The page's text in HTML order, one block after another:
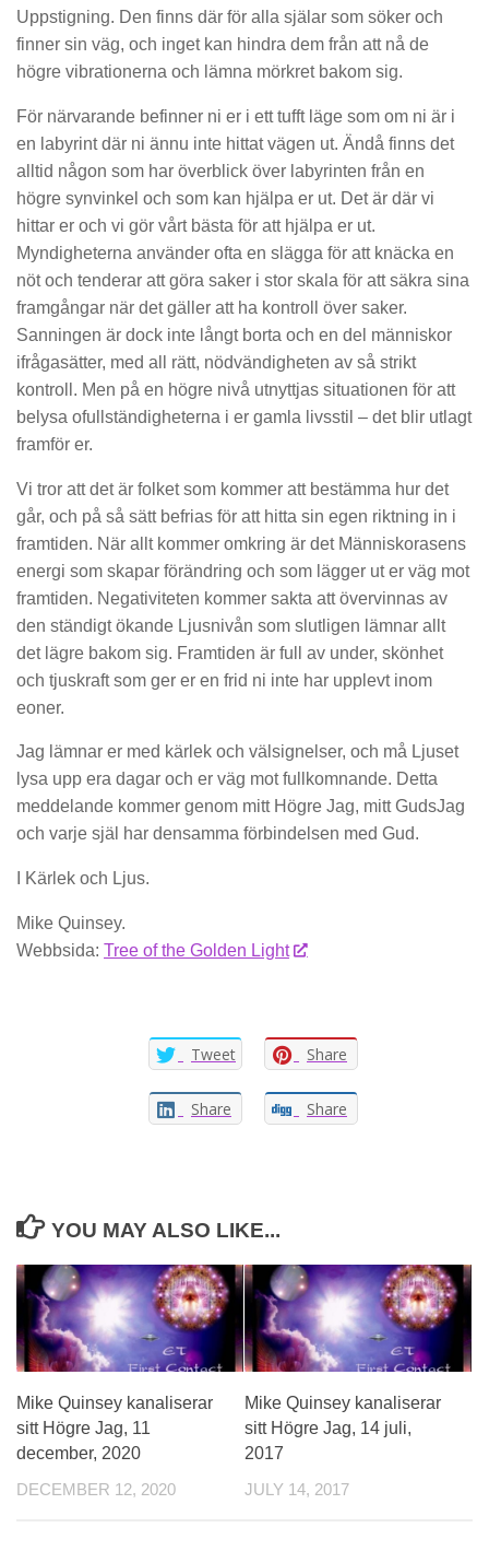
Uppstigning. Den finns där för alla själar som söker och
finner sin väg, och inget kan hindra dem från att nå de
högre vibrationerna och lämna mörkret bakom sig.
För närvarande befinner ni er i ett tufft läge som om ni är i
en labyrint där ni ännu inte hittat vägen ut. Ändå finns det
alltid någon som har överblick över labyrinten från en
högre synvinkel och som kan hjälpa er ut. Det är där vi
hittar er och vi gör vårt bästa för att hjälpa er ut.
Myndigheterna använder ofta en slägga för att knäcka en
nöt och tenderar att göra saker i stor skala för att säkra sina
framgångar när det gäller att ha kontroll över saker.
Sanningen är dock inte långt borta och en del människor
ifrågasätter, med all rätt, nödvändigheten av så strikt
kontroll. Men på en högre nivå utnyttjas situationen för att
belysa ofullständigheterna i er gamla livsstil – det blir utlagt
framför er.
Vi tror att det är folket som kommer att bestämma hur det
går, och på så sätt befrias för att hitta sin egen riktning in i
framtiden. När allt kommer omkring är det Människorasens
energi som skapar förändring och som lägger ut er väg mot
framtiden. Negativiteten kommer sakta att övervinnas av
den ständigt ökande Ljusnivån som slutligen lämnar allt
det lägre bakom sig. Framtiden är full av under, skönhet
och tjuskraft som ger er en frid ni inte har upplevt inom
eoner.
Jag lämnar er med kärlek och välsignelser, och må Ljuset
lysa upp era dagar och er väg mot fullkomnande. Detta
meddelande kommer genom mitt Högre Jag, mitt GudsJag
och varje själ har densamma förbindelsen med Gud.
I Kärlek och Ljus.
Mike Quinsey.
Webbsida: Tree of the Golden Light
Tweet Share
Share Share
YOU MAY ALSO LIKE...
Mike Quinsey kanaliserar
sitt Högre Jag, 11
december, 2020
DECEMBER 12, 2020
Mike Quinsey kanaliserar
sitt Högre Jag, 14 juli,
2017
JULY 14, 2017